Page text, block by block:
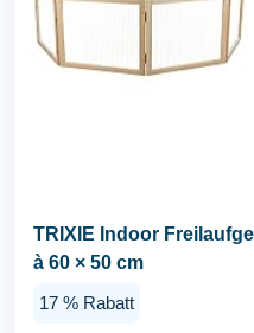
TRIXIE Indoor
à 60 × 50 cm
17 % Rabatt